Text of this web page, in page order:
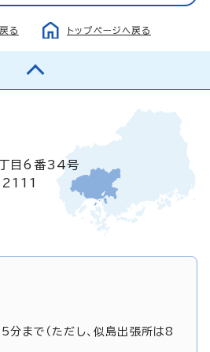
る トップページへ戻る
目6番34号
まで（ただし、似島出張所は8